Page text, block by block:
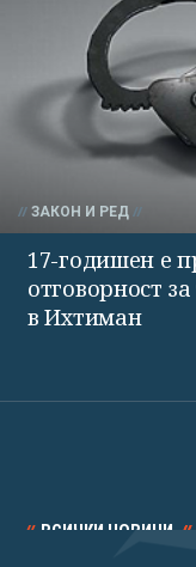
ЗАКОН И РЕД
17-годишен е
отговорност
в Ихтиман
ВСИЧКИ НОВИНИ